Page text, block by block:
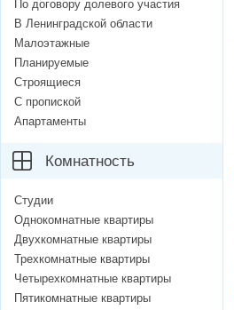
По договору долевого участия
В Ленинградской области
Малоэтажные
Планируемые
Строящиеся
С пропиской
Апартаменты
Комнатность
Студии
Однокомнатные квартиры
Двухкомнатные квартиры
Трехкомнатные квартиры
Четырехкомнатные квартиры
Пятикомнатные квартиры